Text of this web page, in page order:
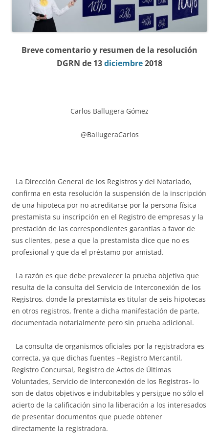
Breve comentario y resumen de la resolución
DGRN de 13diciembre2018
Carlos Ballugera Gómez
@BallugeraCarlos
La Dirección General de los Registros y del Notariado,
confirma en esta resolución la suspensión de la inscripción
de una hipoteca por no acreditarse por la persona física
prestamista su inscripción en el Registro de empresas y la
prestación de las correspondientes garantías a favor de
sus clientes, pese a que la prestamista dice que no es
profesional y que da el préstamo por amistad.
La razón es que debe prevalecer la prueba objetiva que
resulta de la consulta del Servicio de Interconexión de los
Registros, donde la prestamista es titular de seis hipotecas
en otros registros, frente a dicha manifestación de parte,
documentada notarialmente pero sin prueba adicional.
La consulta de organismos oficiales por la registradora es
correcta, ya que dichas fuentes –Registro Mercantil,
Registro Concursal, Registro de Actos de Últimas
Voluntades, Servicio de Interconexión de los Registros- lo
son de datos objetivos e indubitables y persigue no sólo el
acierto de la calificación sino la liberación a los interesados
de presentar documentos que puede obtener
directamente la registradora.